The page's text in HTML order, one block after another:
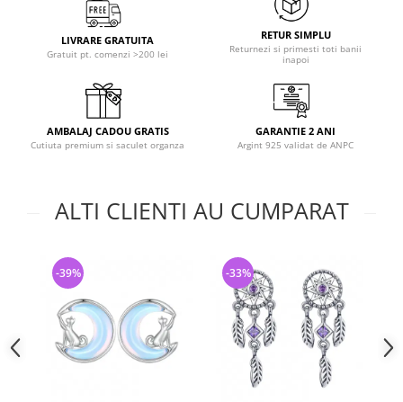
LIVRARE GRATUITA
Gratuit pt. comenzi >200 lei
RETUR SIMPLU
Returnezi si primesti toti banii
inapoi
AMBALAJ CADOU GRATIS
Cutiuta premium si saculet organza
GARANTIE 2 ANI
Argint 925 validat de ANPC
ALTI CLIENTI AU CUMPARAT
-39% -33%